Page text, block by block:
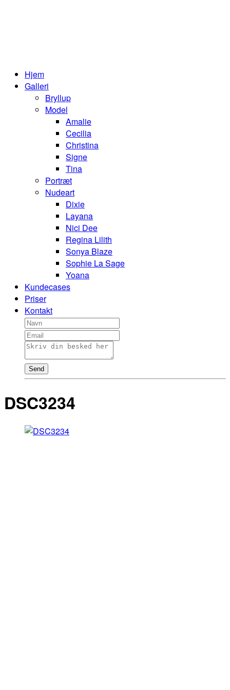
Hjem
Galleri
Bryllup
Model
Amalie
Cecilia
Christina
Signe
Tina
Portræt
Nudeart
Dixie
Layana
Nici Dee
Regina Lilith
Sonya Blaze
Sophie La Sage
Yoana
Kundecases
Priser
Kontakt
Send
DSC3234